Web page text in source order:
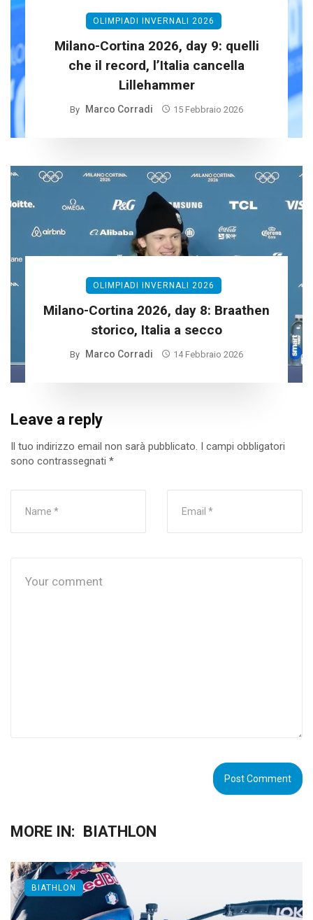
OLIMPIADI INVERNALI 2026
Milano-Cortina 2026, day 9: quelli
che il record, l’Italia cancella
Lillehammer
By Marco Corradi 15 Febbraio 2026
OLIMPIADI INVERNALI 2026
Milano-Cortina 2026, day 8: Braathen
storico, Italia a secco
By Marco Corradi 14 Febbraio 2026
Leave a reply
Il tuo indirizzo email non sarà pubblicato. I campi obbligatori
sono contrassegnati *
MORE IN: BIATHLON
BIATHLON